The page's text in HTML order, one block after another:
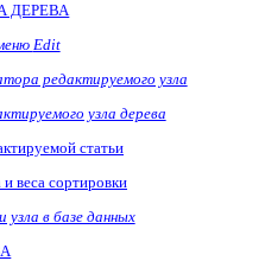
ДЕРЕВА
Edit
редактируемого узла
узла дерева
статьи
и веса сортировки
в базе данных